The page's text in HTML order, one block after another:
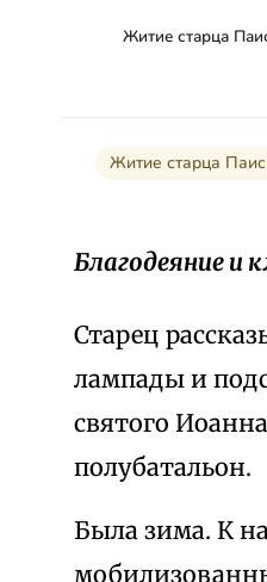
Житие старца
Житие старца
Благодеяние и
Старец
лампады и
святого
полубатальон.
Была зима. К